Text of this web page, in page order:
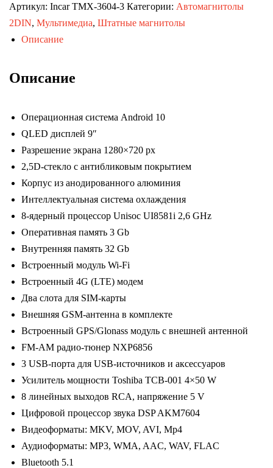
Автомагнитола
Chevrolet
Cobalt,
R4
3604-
3
Maximum)
Android
10
Wi-
Fi
DSP
3-
32
Gb
9
дюймов
Артикул: Incar TMX-3604-3 Категории: Автомагнитолы
2DIN, Мультимедиа, Штатные магнитолы
Описание
Описание
Операционная система Android 10
QLED дисплей 9″
Разрешение экрана 1280×720 px
2,5D-стекло с антибликовым покрытием
Корпус из анодированного алюминия
Интеллектуальная система охлаждения
8-ядерный процессор Unisoc UI8581i 2,6 GHz
Оперативная память 3 Gb
Внутренняя память 32 Gb
Встроенный модуль Wi-Fi
Встроенный 4G (LTE) модем
Два слота для SIM-карты
Внешняя GSM-антенна в комплекте
Встроенный GPS/Glonass модуль с внешней антенной
FM-AM радио-тюнер NXP6856
3 USB-порта для USB-источников и аксессуаров
Усилитель мощности Toshiba TCB-001 4×50 W
8 линейных выходов RCA, напряжение 5 V
Цифровой процессор звука DSP AKM7604
Видеоформаты: MKV, MOV, AVI, Mp4
Аудиоформаты: MP3, WMA, AAC, WAV, FLAC
Bluetooth 5.1